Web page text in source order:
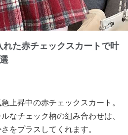
た赤チェックスカートで叶
上昇中の赤チェックスカート。
なチェック柄の組み合わせは、
をプラスしてくれます。